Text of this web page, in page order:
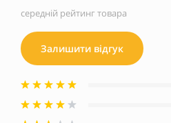
середній рейтинг товара
Залишити відгук